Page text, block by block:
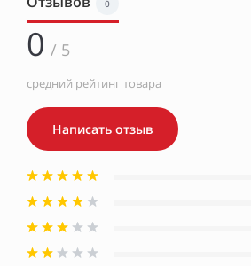
0
0 / 5
средний рейтинг товара
Написать отзыв